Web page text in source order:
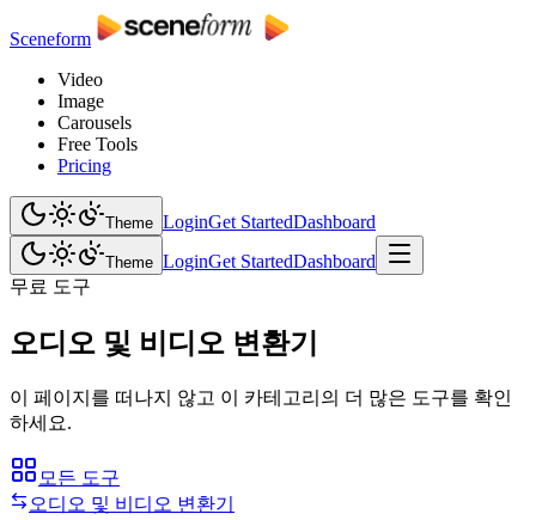
Sceneform
Video
Image
Carousels
Free Tools
Pricing
Theme LoginGet StartedDashboard
Theme LoginGet StartedDashboard
무료 도구
오디오 및 비디오 변환기
이 페이지를 떠나지 않고 이 카테고리의 더 많은 도구를 확인
하세요.
모든 도구
오디오 및 비디오 변환기